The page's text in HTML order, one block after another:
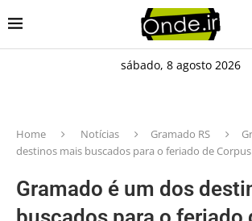
sábado, 8 agosto 2026
Home Notícias Gramado RS
destinos mais buscados para o feriado de
Gramado é um dos